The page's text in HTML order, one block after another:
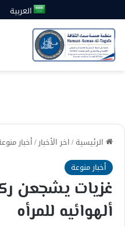
العربية
الرئيسية/اخر الأخبار/أخبار
أخبار منوعة
غزيات يشجعن
ألهوائيه للمرأه